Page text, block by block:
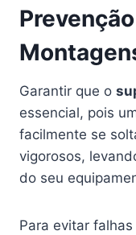
Garantir que o
essencial, pois
facilmente se
vigorosos,
do seu
Para evitar